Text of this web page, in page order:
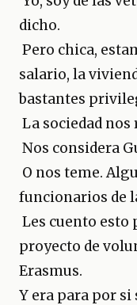
dicho.
Pero chica,
salario, la
bastantes
La sociedad nos
Nos considera
O nos teme.
funcionarios de
Les cuento esto
proyecto de
Erasmus.
Y era para por si